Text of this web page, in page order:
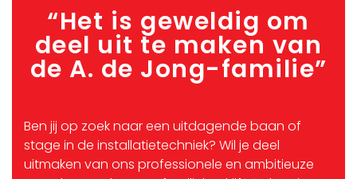
“Het is geweldig om
deel uit te maken van
de A. de Jong-familie”
Ben jij op zoek naar een uitdagende baan of
stage in de installatietechniek? Wil je deel
uitmaken van ons professionele en ambitieuze